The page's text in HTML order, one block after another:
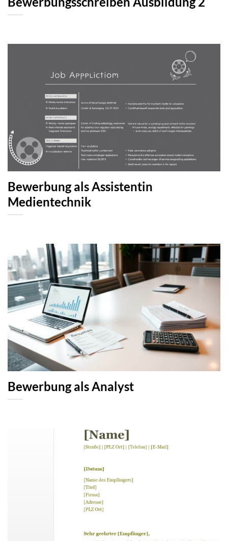
Bewerbung als Assistentin
Medientechnik
Bewerbung als Analyst